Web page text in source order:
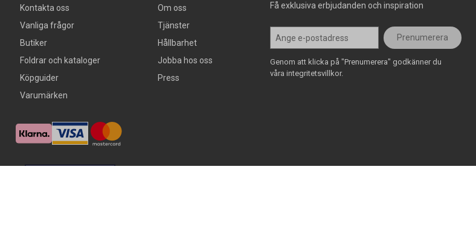
Kontakta oss
Vanliga frågor
Butiker
Foldrar och kataloger
Köpguider
Varumärken
Om oss
Tjänster
Hållbarhet
Jobba hos oss
Press
Få exklusiva erbjudanden och inspiration
Prenumerera
Genom att klicka på "Prenumerera" godkänner du
våra integritetsvillkor.